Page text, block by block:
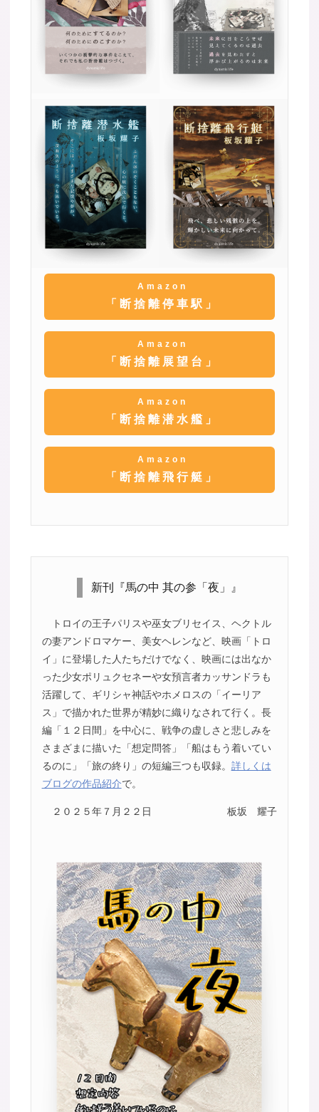
Amazon
「断捨離停車駅」
Amazon
「断捨離展望台」
Amazon
「断捨離潜水艦」
Amazon
「断捨離飛行艇」
新刊『馬の中 其の参「夜」』
トロイの王子パリスや巫女ブリセイス、ヘクトル
の妻アンドロマケー、美女ヘレンなど、映画「トロ
イ」に登場した人たちだけでなく、映画には出なか
った少女ポリュクセネーや女預言者カッサンドラも
活躍して、ギリシャ神話やホメロスの「イーリア
ス」で描かれた世界が精妙に織りなされて行く。長
編「１２日間」を中心に、戦争の虚しさと悲しみを
さまざまに描いた「想定問答」「船はもう着いてい
るのに」「旅の終り」の短編三つも収録。 詳しくは
ブログの作品紹介で。
２０２５年７月２２日 板坂 耀子